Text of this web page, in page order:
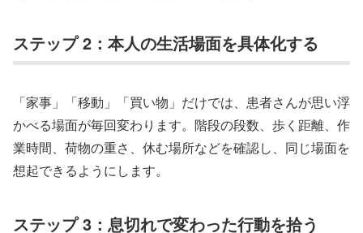
ステップ 2：本人の生活場面を具体化する
「家事」「移動」「買い物」だけでは、患者さんが思い浮
かべる場面が毎回変わります。階段の段数、歩く距離、作
業時間、荷物の重さ、休む場所などを確認し、同じ場面を
想起できるようにします。
ステップ 3：息切れで変わった行動を拾う